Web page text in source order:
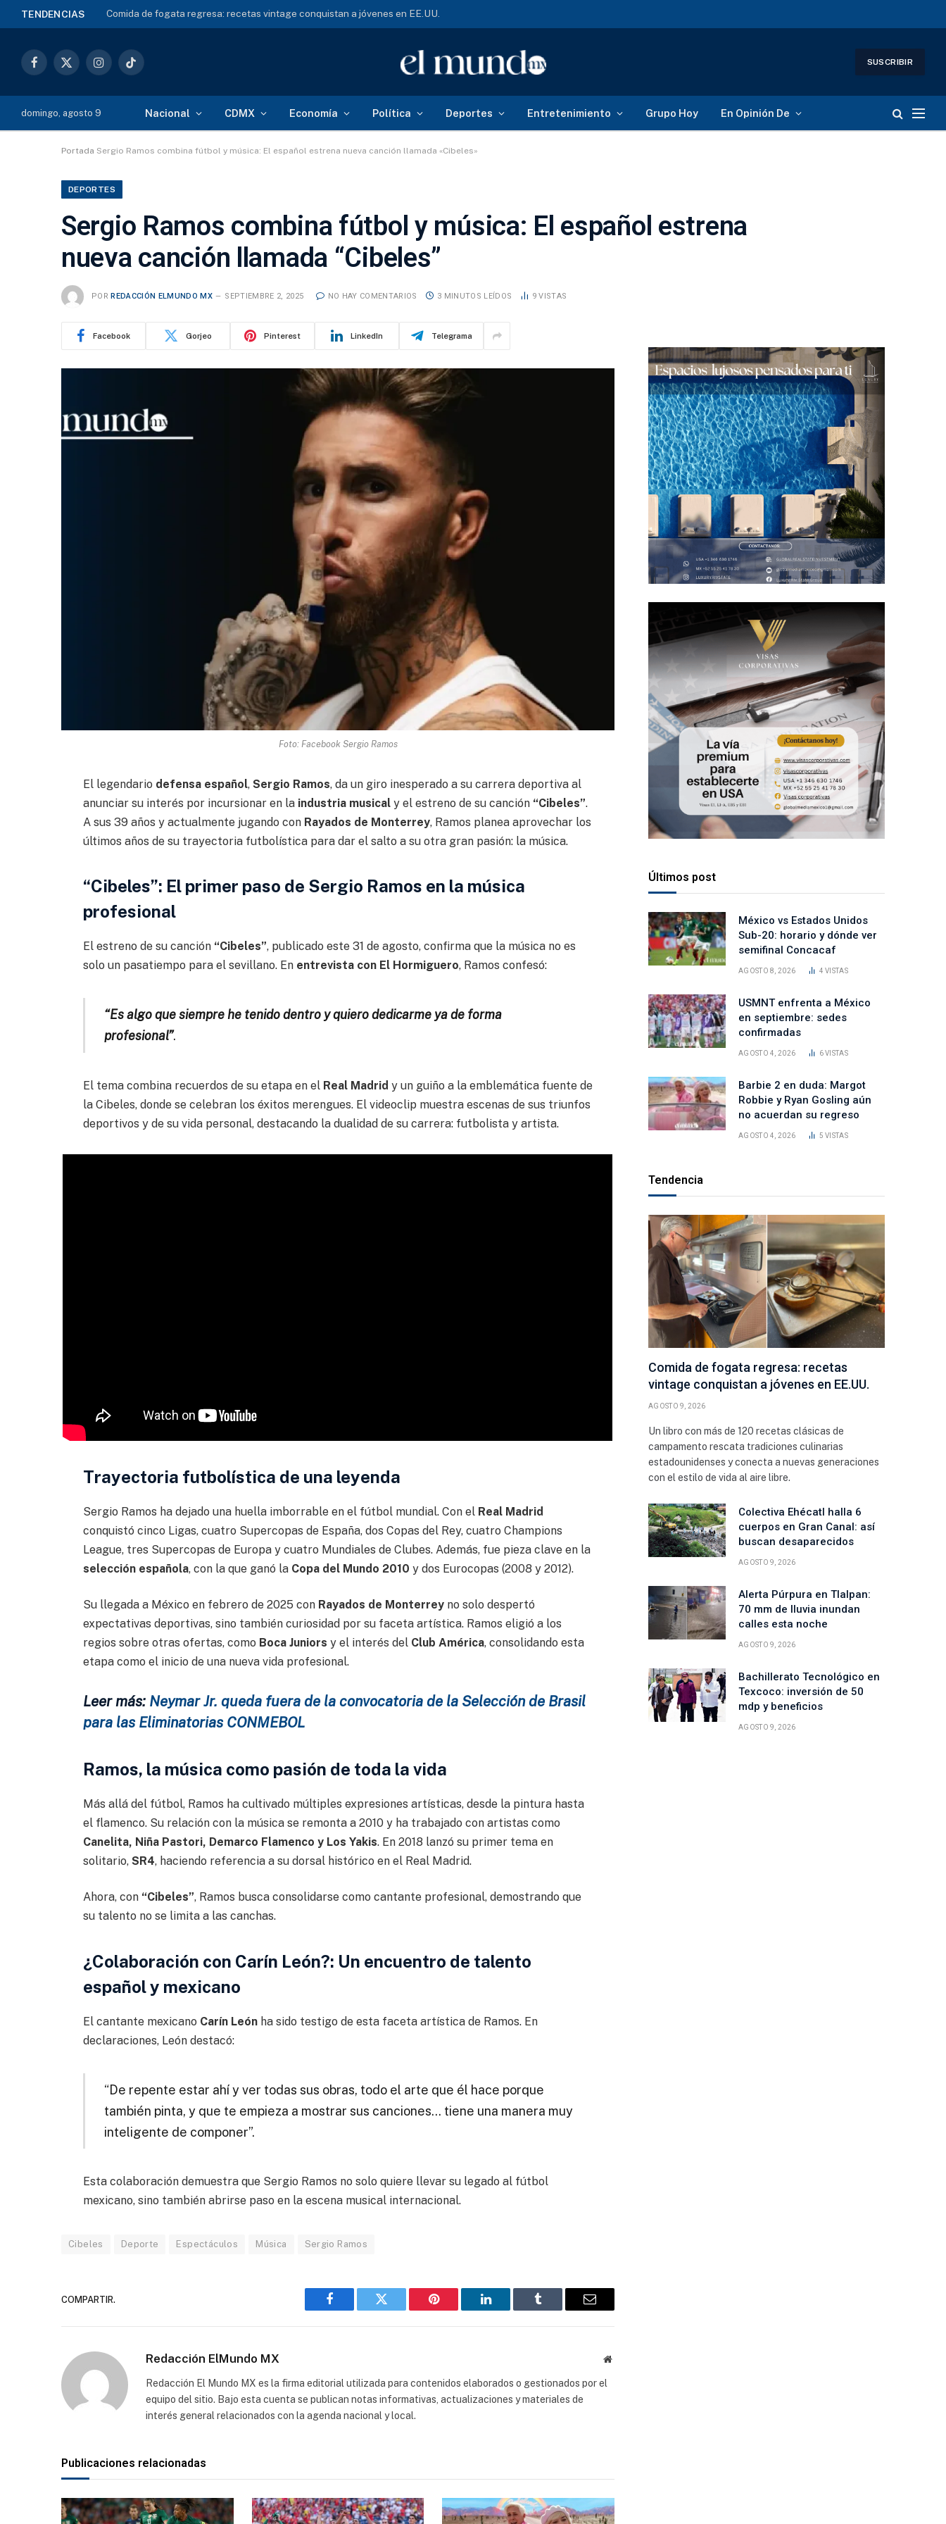
TENDENCIAS Colectiva Ehécatl halla 6 cuerpos en Gran Canal: así buscan desaparecidos
Facebook
X
InstagramTikTok
SUSCRIBIR
domingo, agosto 9 Nacional CDMX Economía Política Deportes Entretenimiento Grupo Hoy En Opinión De
Portada Sergio Ramos combina fútbol y música: El español estrena nueva canción llamada «Cibeles»
DEPORTES
Sergio Ramos combina fútbol y música: El español estrena
nueva canción llamada “Cibeles”
POR REDACCIÓN ELMUNDO MX SEPTIEMBRE 2, 2025 NO HAY COMENTARIOS 3 MINUTOS LEÍDOS 9VISTAS
Facebook Gorjeo Pinterest LinkedIn Telegrama
Foto: Facebook Sergio Ramos
El legendario defensa español, Sergio Ramos, da un giro inesperado a su carrera deportiva al
anunciar su interés por incursionar en la industria musicaly el estreno de su canción “Cibeles”.
A sus 39 años y actualmente jugando con Rayados de Monterrey, Ramos planea aprovechar los
últimos años de su trayectoria futbolística para dar el salto a su otra gran pasión: la música.
“Cibeles”: El primer paso de Sergio Ramos en la música
profesional
El estreno de su canción “Cibeles”, publicado este 31 de agosto, confirma que la música no es
solo un pasatiempo para el sevillano. En entrevista con El Hormiguero, Ramos confesó:
“Es algo que siempre he tenido dentro y quiero dedicarme ya de forma
profesional”.
El tema combina recuerdos de su etapa en el Real Madrid y un guiño a la emblemática fuente de
la Cibeles, donde se celebran los éxitos merengues. El videoclip muestra escenas de sus triunfos
deportivos y de su vida personal, destacando la dualidad de su carrera: futbolista y artista.
Trayectoria futbolística de una leyenda
Sergio Ramos ha dejado una huella imborrable en el fútbol mundial. Con el Real Madrid
conquistó cinco Ligas, cuatro Supercopas de España, dos Copas del Rey, cuatro Champions
League, tres Supercopas de Europa y cuatro Mundiales de Clubes. Además, fue pieza clave en la
selección española, con la que ganó la Copa del Mundo 2010 y dos Eurocopas (2008 y 2012).
Su llegada a México en febrero de 2025 con Rayados de Monterreyno solo despertó
expectativas deportivas, sino también curiosidad por su faceta artística. Ramos eligió a los
regios sobre otras ofertas, como Boca Juniors y el interés del Club América, consolidando esta
etapa como el inicio de una nueva vida profesional.
Leer más: Neymar Jr. queda fuera de la convocatoria de la Selección de Brasil
para las Eliminatorias CONMEBOL
Ramos, la música como pasión de toda la vida
Más allá del fútbol, Ramos ha cultivado múltiples expresiones artísticas, desde la pintura hasta
el flamenco. Su relación con la música se remonta a 2010 y ha trabajado con artistas como
Canelita, Niña Pastori, Demarco Flamenco y Los Yakis. En 2018 lanzó su primer tema en
solitario, SR4, haciendo referencia a su dorsal histórico en el Real Madrid.
Ahora, con “Cibeles”, Ramos busca consolidarse como cantante profesional, demostrando que
su talento no se limita a las canchas.
¿Colaboración con Carín León?: Un encuentro de talento
español y mexicano
El cantante mexicano Carín Leónha sido testigo de esta faceta artística de Ramos. En
declaraciones, León destacó:
“De repente estar ahí y ver todas sus obras, todo el arte que él hace porque
también pinta, y que te empieza a mostrar sus canciones… tiene una manera muy
inteligente de componer”.
Esta colaboración demuestra que Sergio Ramos no solo quiere llevar su legado al fútbol
mexicano, sino también abrirse paso en la escena musical internacional.
Cibeles Deporte Espectáculos Música Sergio Ramos
COMPARTIR.
Facebook Gorjeo Pinterest LinkedIn Tumblr
Correo
Redacción ElMundo MX
Sitio
Redacción El Mundo MX es la firma editorial utilizada para contenidos elaborados o gestionados por el
equipo del sitio. Bajo esta cuenta se publican notas informativas, actualizaciones y materiales de
interés general relacionados con la agenda nacional y local.
Publicaciones relacionadas
Últimos post
México vs Estados Unidos
Sub-20: horario y dónde ver
semifinal Concacaf
AGOSTO 8, 2026 4VISTAS
USMNT enfrenta a México
en septiembre: sedes
confirmadas
AGOSTO 4, 2026 6VISTAS
Barbie 2 en duda: Margot
Robbie y Ryan Gosling aún
no acuerdan su regreso
AGOSTO 4, 2026 5VISTAS
Tendencia
Comida de fogata regresa: recetas
vintage conquistan a jóvenes en EE.UU.
AGOSTO 9, 2026
Un libro con más de 120 recetas clásicas de
campamento rescata tradiciones culinarias
estadounidenses y conecta a nuevas generaciones
con el estilo de vida al aire libre.
Colectiva Ehécatl halla 6
cuerpos en Gran Canal: así
buscan desaparecidos
AGOSTO 9, 2026
Alerta Púrpura en Tlalpan:
70 mm de lluvia inundan
calles esta noche
AGOSTO 9, 2026
Bachillerato Tecnológico en
Texcoco: inversión de 50
mdp y beneficios
AGOSTO 9, 2026